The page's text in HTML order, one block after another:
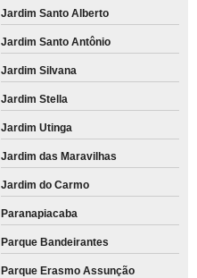
Jardim Santo Alberto
Jardim Santo Antônio
Jardim Silvana
Jardim Stella
Jardim Utinga
Jardim das Maravilhas
Jardim do Carmo
Paranapiacaba
Parque Bandeirantes
Parque Erasmo Assunção